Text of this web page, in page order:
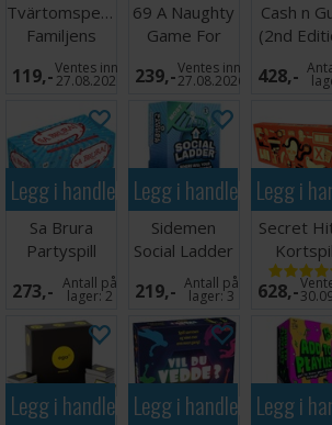
Tvärtomspelet
Familjens
favorit -
SVENSK
119,-Ventes inn
27.08.2026
69 A Naughty
Game For
Couples
Brettspill
239,-Ventes inn
27.08.2026
Cash n
(2nd
428,-
Legg i handlekurven
Sa Brura
Partyspill
273,- Antall på
lager:2
Legg i handlekurven
Sidemen
Social Ladder
Partyspill
219,- Antall på
lager:3
Legg i
Secret
628,-
Legg i handlekurvenLegg i handlekurven
Legg i